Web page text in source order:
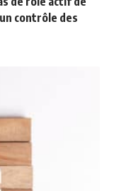
contrôle des